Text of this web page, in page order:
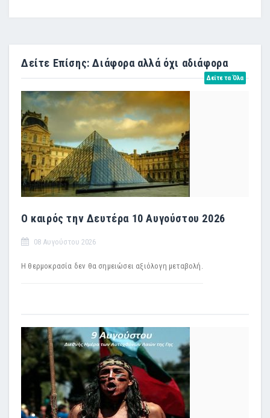
Δείτε Επίσης: Διάφορα αλλά όχι αδιάφορα
Δείτε τα Όλα
Ο καιρός την Δευτέρα 10 Αυγούστου 2026
08 Αυγούστου 2026
Η θερμοκρασία δεν θα σημειώσει αξιόλογη μεταβολή.